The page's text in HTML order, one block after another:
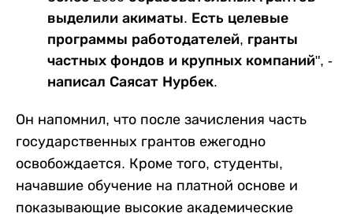
выделили акиматы. Есть целевые
программы работодателей, гранты
частных фондов и крупных компаний", -
написал Саясат Нурбек.
Он напомнил, что после зачисления часть
государственных грантов ежегодно
освобождается. Кроме того, студенты,
начавшие обучение на платной основе и
показывающие высокие академические